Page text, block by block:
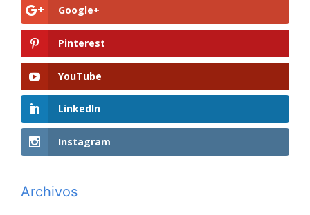
Google+
Pinterest
YouTube
LinkedIn
Instagram
Archivos